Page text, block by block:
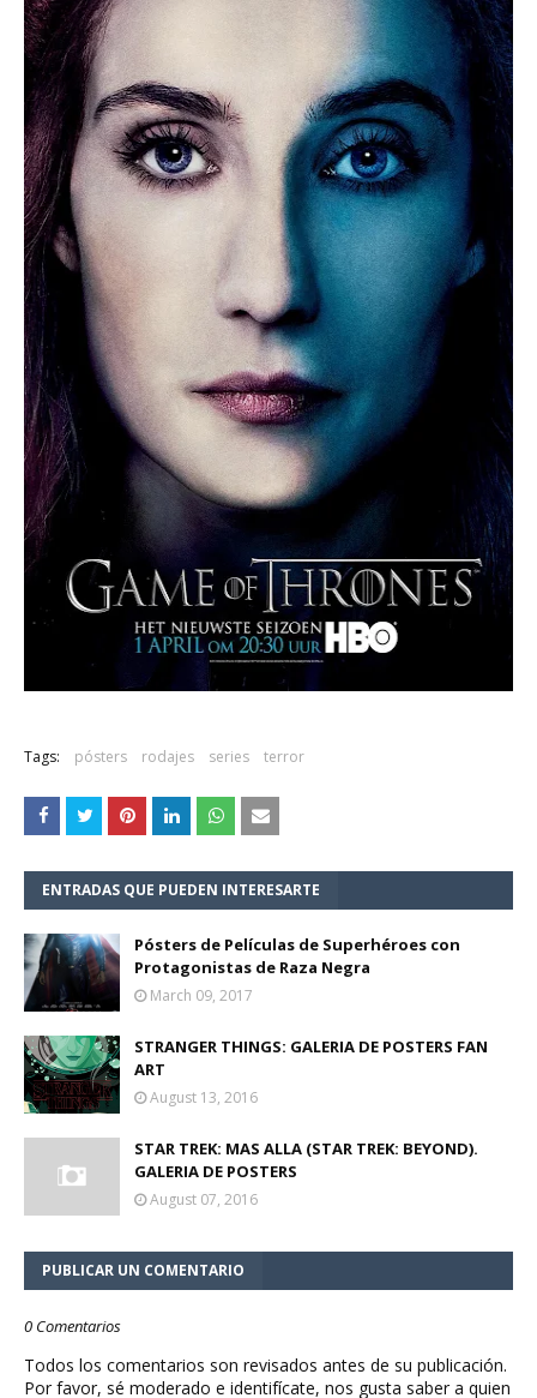
Tags: pósters rodajes series terror
ENTRADAS QUE PUEDEN INTERESARTE
Pósters de Películas de Superhéroes con
Protagonistas de Raza Negra
March 09, 2017
STRANGER THINGS: GALERIA DE POSTERS FAN
ART
August 13, 2016
STAR TREK: MAS ALLA (STAR TREK: BEYOND).
GALERIA DE POSTERS
August 07, 2016
PUBLICAR UN COMENTARIO
0 Comentarios
Todos los comentarios son revisados antes de su publicación.
Por favor, sé moderado e identifícate, nos gusta saber a quien